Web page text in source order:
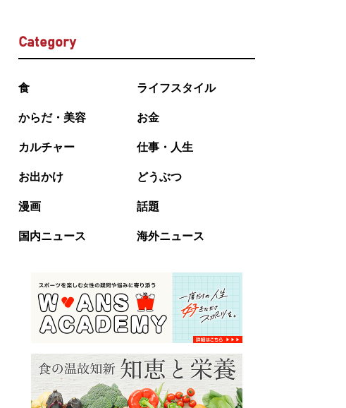
Category
食 ライフスタイル
からだ・美容 お金
カルチャー 仕事・人生
お出かけ どうぶつ
漫画 話題
国内ニュース 海外ニュース